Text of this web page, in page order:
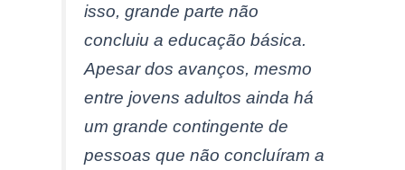
isso, grande parte não
concluiu a educação básica.
Apesar dos avanços, mesmo
entre jovens adultos ainda há
um grande contingente de
pessoas que não concluíram a